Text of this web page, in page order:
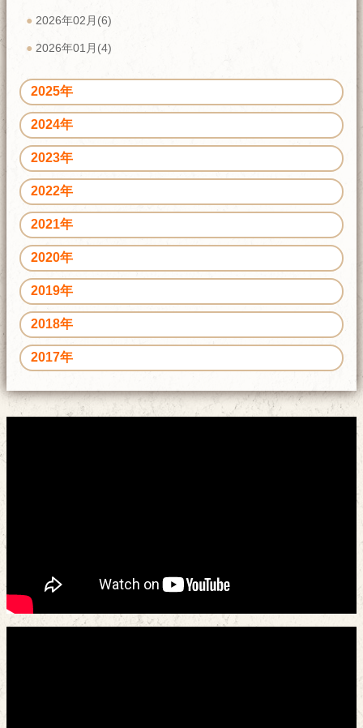
2026年02月(6)
2026年01月(4)
2025年
2024年
2023年
2022年
2021年
2020年
2019年
2018年
2017年